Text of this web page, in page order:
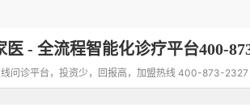
医 - 全流程智能化诊疗平台400-
问诊平台，投资少，回报高，加盟热线 400-873-2327